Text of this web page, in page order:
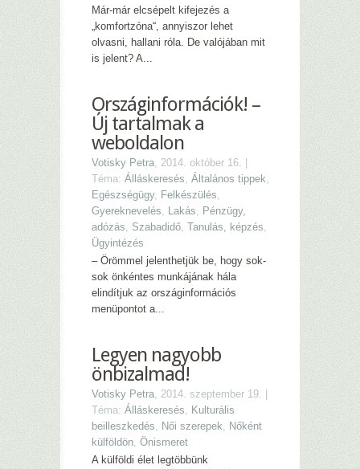
Már-már elcsépelt kifejezés a
„komfortzóna“, annyiszor lehet
olvasni, hallani róla. De valójában mit
is jelent? A...
Országinformációk! –
Új tartalmak a
weboldalon
Votisky Petra, 2014. október 16. |
Téma: Álláskeresés, Általános tippek,
Egészségügy, Felkészülés,
Gyereknevelés, Lakás, Pénzügy,
adózás, Szabadidő, Tanulás, képzés,
Ügyintézés
– Örömmel jelenthetjük be, hogy sok-
sok önkéntes munkájának hála
elindítjuk az országinformációs
menüpontot a...
Legyen nagyobb
önbizalmad!
Votisky Petra, 2014. szeptember 19. |
Téma: Álláskeresés, Kulturális
beilleszkedés, Női szerepek, Nőként
külföldön, Önismeret
A külföldi élet legtöbbünk